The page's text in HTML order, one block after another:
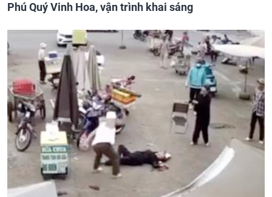
Phú Quý Vinh Hoa, vận trình khai sáng